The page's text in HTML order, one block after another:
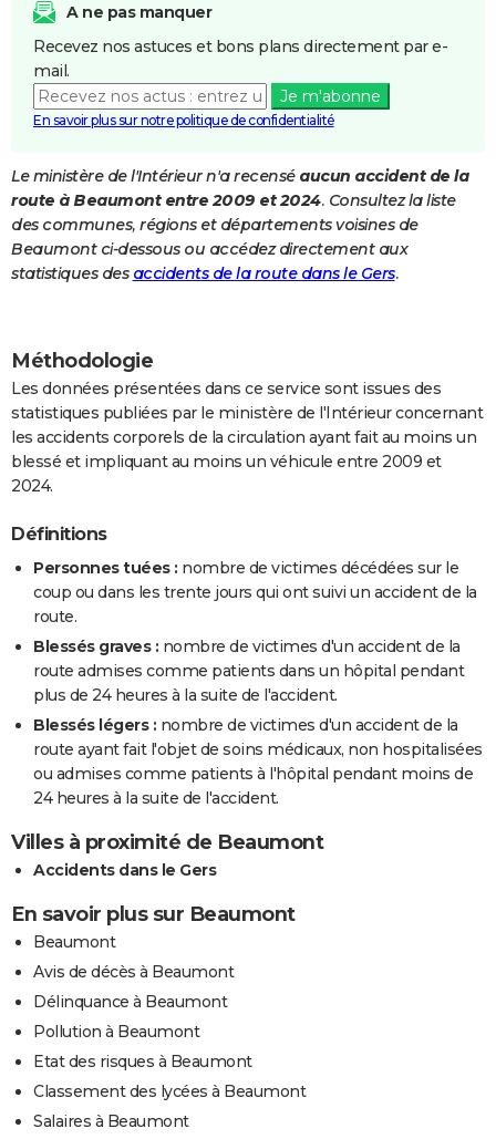
Destinations
City break
Voyage nature
Voyage de noces
Forum
Climat
PHOTO
GUIDES D'ACHAT
BONS PLANS
Carte de Noël
Carte Bonne année
Carte Saint-Valentin
Carte Pâques
Carte d'anniversaire
DICTIONNAIRE
Dictionnaire
Biographies
Citations
Expressions
Proverbes
PROGRAMME TV
FORUM
Bricolage
Television
A ne pas manquer
Recevez nos astuces et bons plans directement par e-
mail.
Je m'abonne
En savoir plus sur notre politique de confidentialité
Le ministère de l'Intérieur n'a recensé aucun accident de la
route à Beaumont entre 2009 et 2024. Consultez la liste
des communes, régions et départements voisines de
Beaumont ci-dessous ou accédez directement aux
statistiques des accidents de la route dans le Gers.
Méthodologie
Les données présentées dans ce service sont issues des
statistiques publiées par le ministère de l'Intérieur concernant
les accidents corporels de la circulation ayant fait au moins un
blessé et impliquant au moins un véhicule entre 2009 et
2024.
Définitions
Personnes tuées : nombre de victimes décédées sur le
coup ou dans les trente jours qui ont suivi un accident de la
route.
Blessés graves : nombre de victimes d'un accident de la
route admises comme patients dans un hôpital pendant
plus de 24 heures à la suite de l'accident.
Blessés légers : nombre de victimes d'un accident de la
route ayant fait l'objet de soins médicaux, non hospitalisées
ou admises comme patients à l'hôpital pendant moins de
24 heures à la suite de l'accident.
Villes à proximité de Beaumont
Accidents dans le Gers
En savoir plus sur Beaumont
Beaumont
Avis de décès à Beaumont
Délinquance à Beaumont
Pollution à Beaumont
Etat des risques à Beaumont
Classement des lycées à Beaumont
Salaires à Beaumont